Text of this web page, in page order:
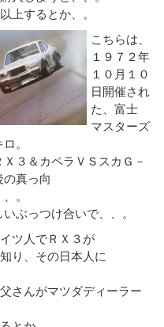
上するとか、。
こちらは、
１９７２年
１０月１０
日開催され
た、富士
マスターズ
。
Ｘ３＆カペラＶＳスカＧ－
の真っ向
。
ぶっつけ合いで、、。
ツ人でＲＸ３が
り、その日本人に
さんがマツダディーラー